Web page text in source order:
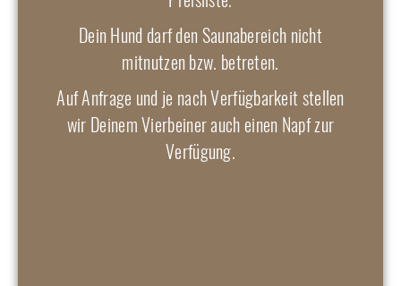
Dein Hund darf den Saunabereich nicht
mitnutzen bzw. betreten.
Auf Anfrage und je nach Verfügbarkeit stellen
wir Deinem Vierbeiner auch einen Napf zur
Verfügung.